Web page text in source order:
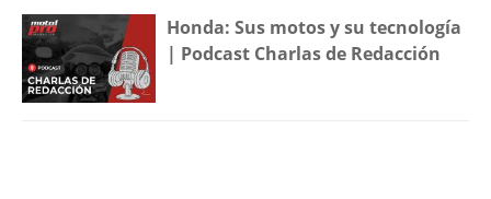
Honda: Sus motos y su tecnología
| Podcast Charlas de Redacción